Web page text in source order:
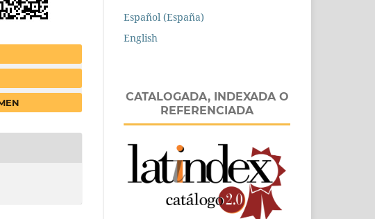
Español (España)
English
CATALOGADA, INDEXADA O
REFERENCIADA